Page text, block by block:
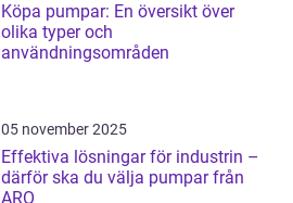
Köpa pumpar: En översikt över
olika typer och
användningsområden
05 november 2025
Effektiva lösningar för industrin –
därför ska du välja pumpar från
ARO